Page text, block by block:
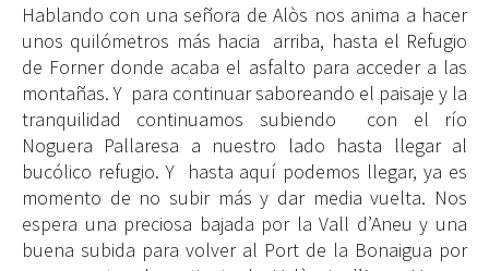
Hablando con una señora de Alòs nos anima a hacer
unos quilómetros más hacia arriba, hasta el Refugio
de Forner donde acaba el asfalto para acceder a las
montañas. Y para continuar saboreando el paisaje y la
tranquilidad continuamos subiendo con el río
Noguera Pallaresa a nuestro lado hasta llegar al
bucólico refugio. Y hasta aquí podemos llegar, ya es
momento de no subir más y dar media vuelta. Nos
espera una preciosa bajada por la Vall d’Aneu y una
buena subida para volver al Port de la Bonaigua por